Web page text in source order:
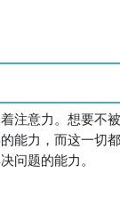
注意力。想要不
能力，而这一切
问题的能力。